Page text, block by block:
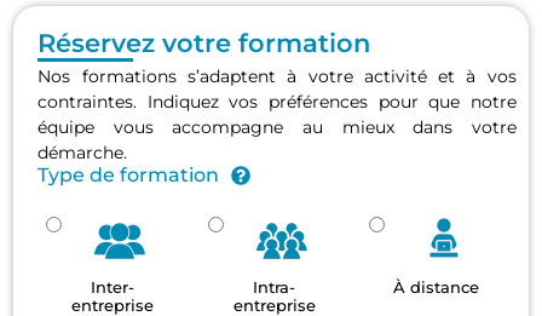
Réservez votre formation
Nos formations s’adaptent à votre activité et à vos
contraintes. Indiquez vos préférences pour que notre
équipe vous accompagne au mieux dans votre
démarche.
Type de formation
Inter-
entreprise
Intra-
entreprise
À distance